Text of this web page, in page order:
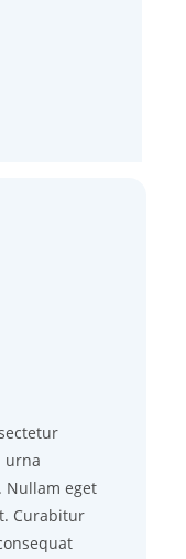
urna
Nullam eget
Curabitur